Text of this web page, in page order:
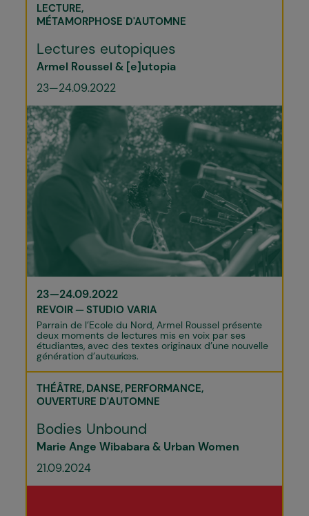
LECTURE
MÉTAMORPHOSE D'AUTOMNE
Lectures eutopiques
Armel Roussel & [e]utopia
23—24.09.2022
23—24.09.2022
REVOIR STUDIO VARIA
Parrain de l’Ecole du Nord, Armel Roussel présente
deux moments de lectures mis en voix par ses
étudiant·es, avec des textes originaux d’une nouvelle
génération d’auteur·ices.
THÉÂTRE DANSE PERFORMANCE
OUVERTURE D'AUTOMNE
Bodies Unbound
Marie Ange Wibabara & Urban Women
21.09.2024